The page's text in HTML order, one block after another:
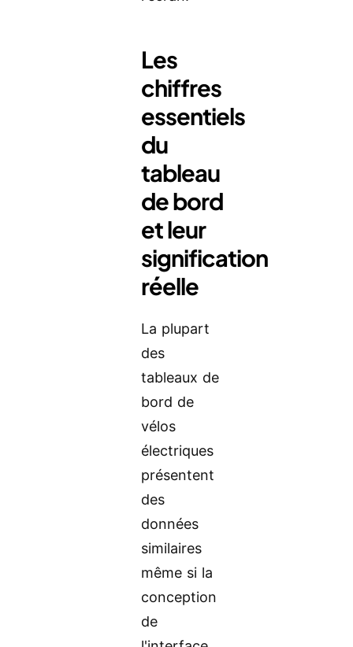
Les
chiffres
essentiels
du
tableau
de bord
et leur
signification
réelle
La plupart
des
tableaux de
bord de
vélos
électriques
présentent
des
données
similaires
même si la
conception
de